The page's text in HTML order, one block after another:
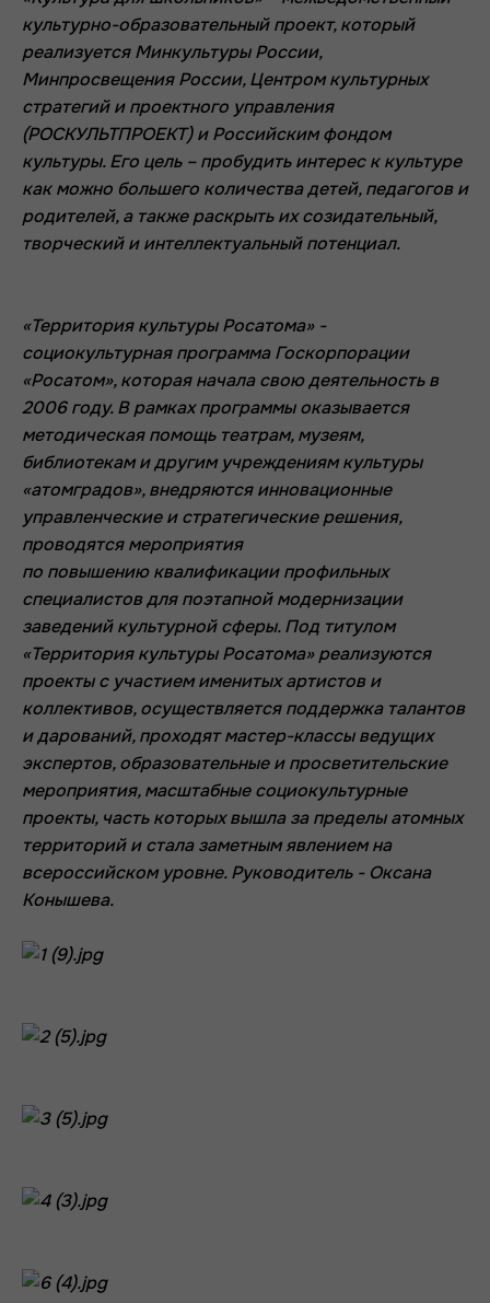
культурно-образовательный проект, который
реализуется Минкультуры России,
Минпросвещения России, Центром культурных
стратегий и проектного управления
(РОСКУЛЬТПРОЕКТ) и Российским фондом
культуры. Его цель – пробудить интерес к культуре
как можно большего количества детей, педагогов и
родителей, а также раскрыть их созидательный,
творческий и интеллектуальный потенциал.
«Территория культуры Росатома» -
социокультурная программа Госкорпорации
«Росатом», которая начала свою деятельность в
2006 году. В рамках программы оказывается
методическая помощь театрам, музеям,
библиотекам и другим учреждениям культуры
«атомградов», внедряются инновационные
управленческие и стратегические решения,
проводятся мероприятия
по повышению квалификации профильных
специалистов для поэтапной модернизации
заведений культурной сферы. Под титулом
«Территория культуры Росатома» реализуются
проекты с участием именитых артистов и
коллективов, осуществляется поддержка талантов
и дарований, проходят мастер-классы ведущих
экспертов, образовательные и просветительские
мероприятия, масштабные социокультурные
проекты, часть которых вышла за пределы атомных
территорий и стала заметным явлением на
всероссийском уровне. Руководитель - Оксана
Конышева.